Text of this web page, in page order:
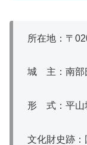
所在地：〒
城 主：南部
形 式：平山
文化財史跡